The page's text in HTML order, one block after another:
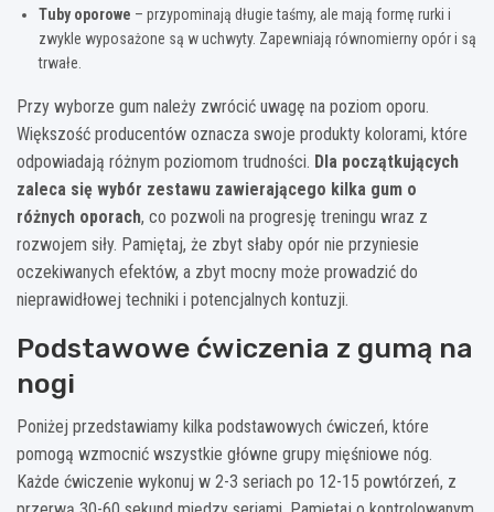
Tuby oporowe – przypominają długie taśmy, ale mają formę rurki i
zwykle wyposażone są w uchwyty. Zapewniają równomierny opór i są
trwałe.
Przy wyborze gum należy zwrócić uwagę na poziom oporu.
Większość producentów oznacza swoje produkty kolorami, które
odpowiadają różnym poziomom trudności. Dla początkujących
zaleca się wybór zestawu zawierającego kilka gum o
różnych oporach, co pozwoli na progresję treningu wraz z
rozwojem siły. Pamiętaj, że zbyt słaby opór nie przyniesie
oczekiwanych efektów, a zbyt mocny może prowadzić do
nieprawidłowej techniki i potencjalnych kontuzji.
Podstawowe ćwiczenia z gumą na
nogi
Poniżej przedstawiamy kilka podstawowych ćwiczeń, które
pomogą wzmocnić wszystkie główne grupy mięśniowe nóg.
Każde ćwiczenie wykonuj w 2-3 seriach po 12-15 powtórzeń, z